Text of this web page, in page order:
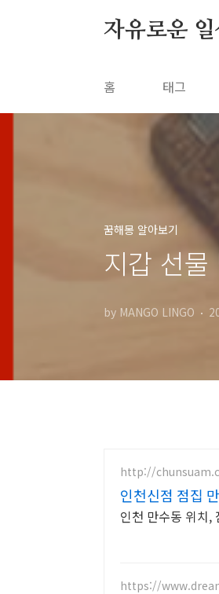
자유로운
홈 태그
꿈해몽 알아보기
지갑 선
by MANGO LINGO
http://
인천신점 점집
인천 만수동 위치,
https://